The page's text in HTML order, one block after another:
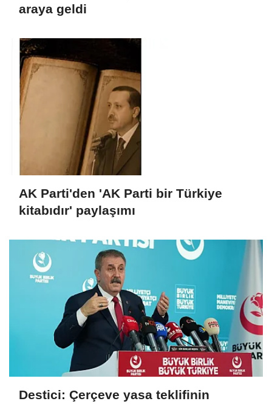
araya geldi
AK Parti'den 'AK Parti bir Türkiye
kitabıdır' paylaşımı
Destici: Çerçeve yasa teklifinin